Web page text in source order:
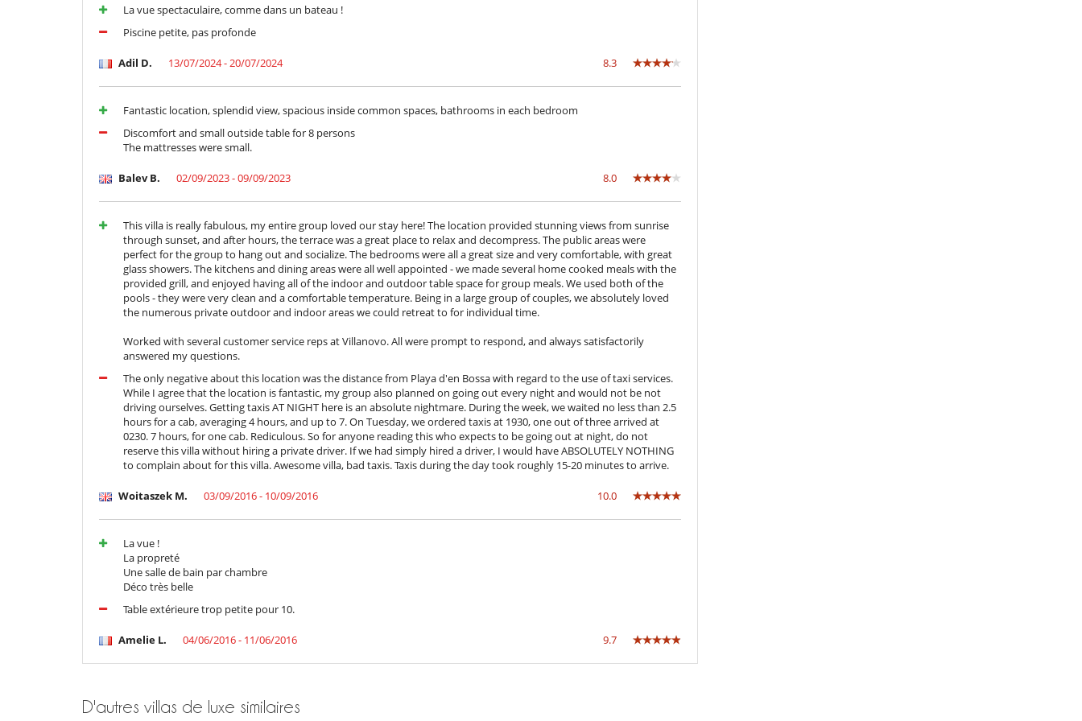
La vue spectaculaire, comme dans un bateau !
Piscine petite, pas profonde
Adil D. 13/07/2024 - 20/07/2024 8.3
Fantastic location, splendid view, spacious inside common spaces, bathrooms in each bedroom
Discomfort and small outside table for 8 persons
The mattresses were small.
Balev B. 02/09/2023 - 09/09/2023 8.0
This villa is really fabulous, my entire group loved our stay here! The location provided stunning views from sunrise
through sunset, and after hours, the terrace was a great place to relax and decompress. The public areas were
perfect for the group to hang out and socialize. The bedrooms were all a great size and very comfortable, with great
glass showers. The kitchens and dining areas were all well appointed - we made several home cooked meals with the
provided grill, and enjoyed having all of the indoor and outdoor table space for group meals. We used both of the
pools - they were very clean and a comfortable temperature. Being in a large group of couples, we absolutely loved
the numerous private outdoor and indoor areas we could retreat to for individual time.
Worked with several customer service reps at Villanovo. All were prompt to respond, and always satisfactorily
answered my questions.
The only negative about this location was the distance from Playa d'en Bossa with regard to the use of taxi services.
While I agree that the location is fantastic, my group also planned on going out every night and would not be not
driving ourselves. Getting taxis AT NIGHT here is an absolute nightmare. During the week, we waited no less than 2.5
hours for a cab, averaging 4 hours, and up to 7. On Tuesday, we ordered taxis at 1930, one out of three arrived at
0230. 7 hours, for one cab. Rediculous. So for anyone reading this who expects to be going out at night, do not
reserve this villa without hiring a private driver. If we had simply hired a driver, I would have ABSOLUTELY NOTHING
to complain about for this villa. Awesome villa, bad taxis. Taxis during the day took roughly 15-20 minutes to arrive.
Woitaszek M. 03/09/2016 - 10/09/2016 10.0
La vue !
La propreté
Une salle de bain par chambre
Déco très belle
Table extérieure trop petite pour 10.
Amelie L. 04/06/2016 - 11/06/2016 9.7
D'autres villas de luxe similaires